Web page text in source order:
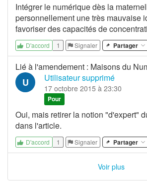
Intégrer le numérique dès la
personnellement une très mauvaise
favoriser des capacités de
D'accord 1 Signaler Partager
Lié à l'amendement : Maisons du
U Utilisateur supprimé
17 octobre 2015 à 23:30
Pour
Oui, mais retirer la notion "d'expert"
dans l'article.
D'accord 1 Signaler Partager
Voir plus